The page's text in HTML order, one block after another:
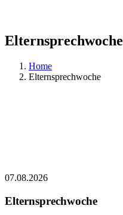
Elternsprechwoche
Home
Elternsprechwoche
07.08.2026
Elternsprechwoche